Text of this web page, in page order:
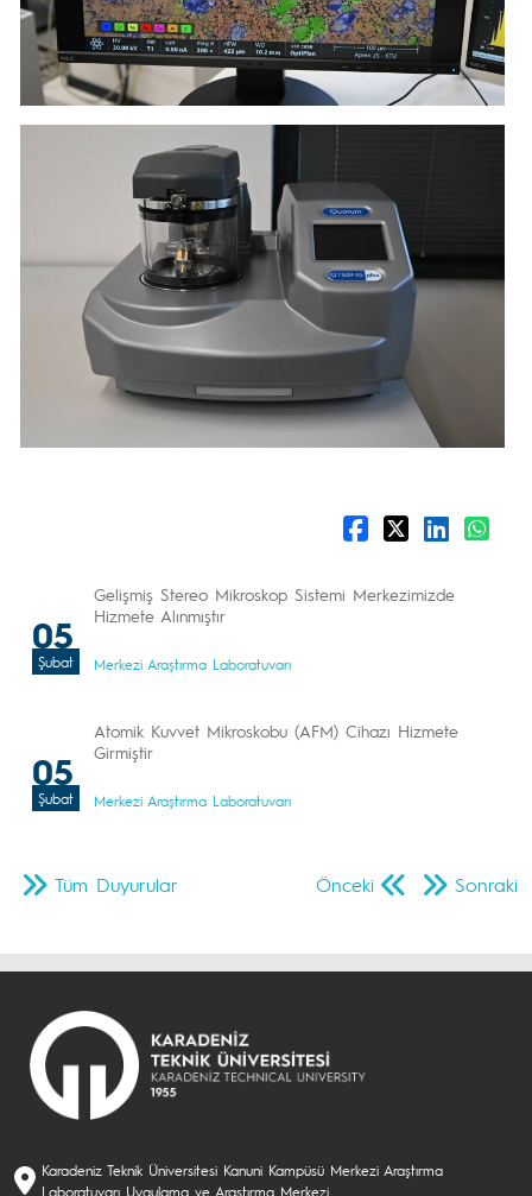
05
Şubat
Gelişmiş Stereo Mikroskop Sistemi Merkezimizde
Hizmete Alınmıştır
Merkezi Araştırma Laboratuvarı
05
Şubat
Atomik Kuvvet Mikroskobu (AFM) Cihazı Hizmete
Girmiştir
Merkezi Araştırma Laboratuvarı
Önceki Sonraki
Tüm Duyurular
Karadeniz Teknik Üniversitesi Kanuni Kampüsü Merkezi Araştırma
Laboratuvarı Uygulama ve Araştırma Merkezi